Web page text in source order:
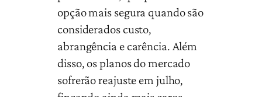
opção mais segura quando são
considerados custo,
abrangência e carência. Além
disso, os planos do mercado
sofrerão reajuste em julho,